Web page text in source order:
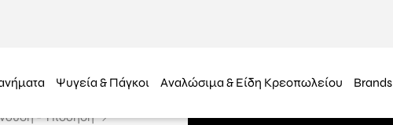
Ψυγεία & Πάγκοι Αναλώσιμα & Είδη Κρεοπωλείου Brands
- Υπόδηση